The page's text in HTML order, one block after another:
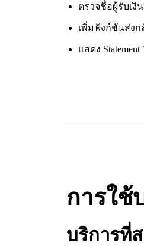
ตรวจชื่อผู้รับเงิ
เพิ่มฟังก์ชันส่งก
แสดง
การใช้
บริการที่